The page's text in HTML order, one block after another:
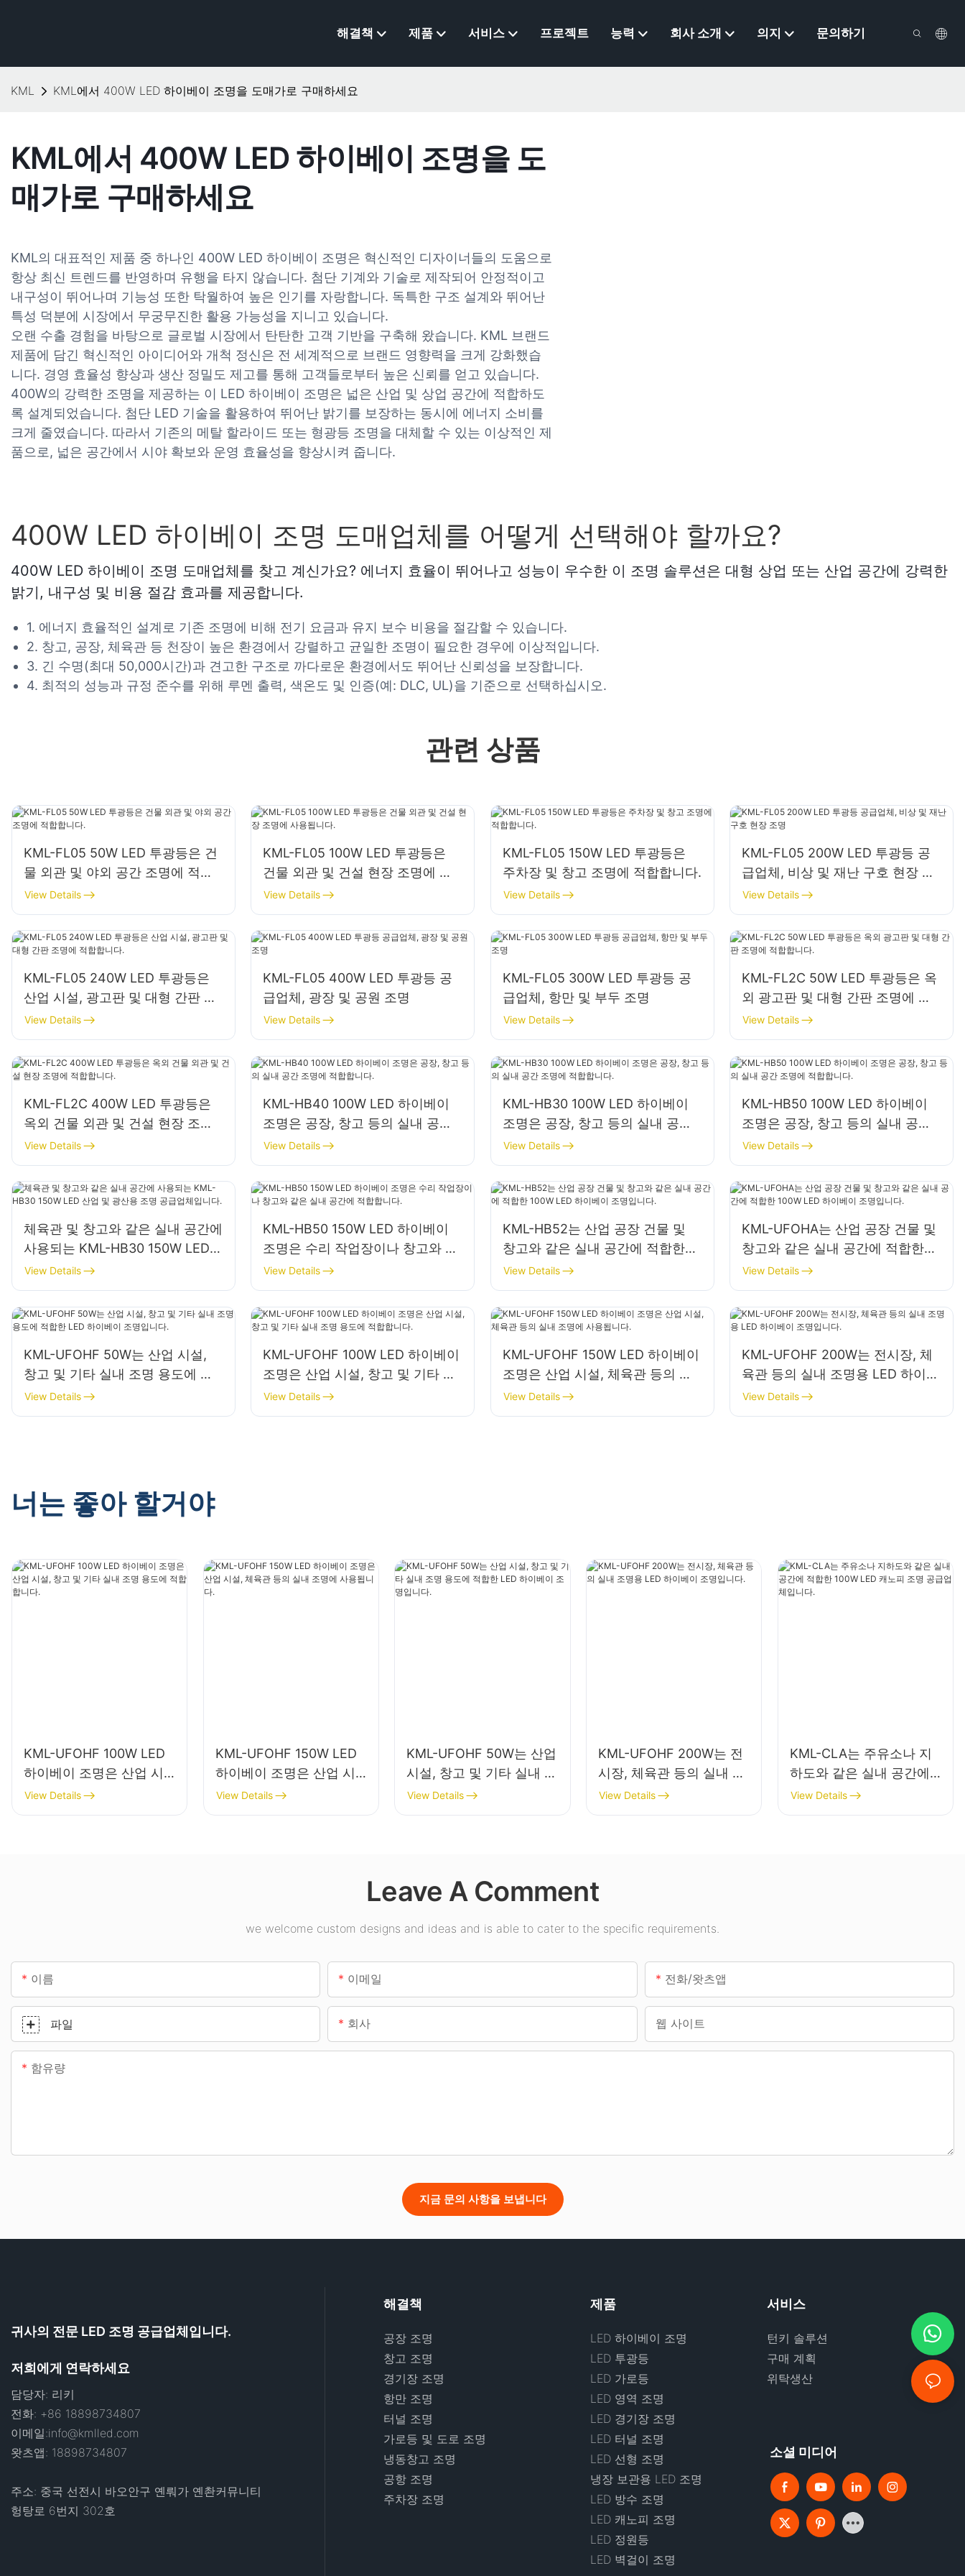
해결책 제품 서비스 프로젝트 능력 회사 소개 의지 문의하기
KML KML에서 400W LED 하이베이 조명을 도매가로 구매하세요
KML에서 400W LED 하이베이 조명을 도
매가로 구매하세요
KML의 대표적인 제품 중 하나인 400W LED 하이베이 조명은 혁신적인 디자이너들의 도움으로
항상 최신 트렌드를 반영하며 유행을 타지 않습니다. 첨단 기계와 기술로 제작되어 안정적이고
내구성이 뛰어나며 기능성 또한 탁월하여 높은 인기를 자랑합니다. 독특한 구조 설계와 뛰어난
특성 덕분에 시장에서 무궁무진한 활용 가능성을 지니고 있습니다.
오랜 수출 경험을 바탕으로 글로벌 시장에서 탄탄한 고객 기반을 구축해 왔습니다. KML 브랜드
제품에 담긴 혁신적인 아이디어와 개척 정신은 전 세계적으로 브랜드 영향력을 크게 강화했습
니다. 경영 효율성 향상과 생산 정밀도 제고를 통해 고객들로부터 높은 신뢰를 얻고 있습니다.
400W의 강력한 조명을 제공하는 이 LED 하이베이 조명은 넓은 산업 및 상업 공간에 적합하도
록 설계되었습니다. 첨단 LED 기술을 활용하여 뛰어난 밝기를 보장하는 동시에 에너지 소비를
크게 줄였습니다. 따라서 기존의 메탈 할라이드 또는 형광등 조명을 대체할 수 있는 이상적인 제
품으로, 넓은 공간에서 시야 확보와 운영 효율성을 향상시켜 줍니다.
400W LED 하이베이 조명 도매업체를 어떻게 선택해야 할까요?
400W LED 하이베이 조명 도매업체를 찾고 계신가요? 에너지 효율이 뛰어나고 성능이 우수한 이 조명 솔루션은 대형 상업 또는 산업 공간에 강력한
밝기, 내구성 및 비용 절감 효과를 제공합니다.
1. 에너지 효율적인 설계로 기존 조명에 비해 전기 요금과 유지 보수 비용을 절감할 수 있습니다.
2. 창고, 공장, 체육관 등 천장이 높은 환경에서 강렬하고 균일한 조명이 필요한 경우에 이상적입니다.
3. 긴 수명(최대 50,000시간)과 견고한 구조로 까다로운 환경에서도 뛰어난 신뢰성을 보장합니다.
4. 최적의 성능과 규정 준수를 위해 루멘 출력, 색온도 및 인증(예: DLC, UL)을 기준으로 선택하십시오.
관련 상품
KML-FL05 50W LED 투광등은 건
물 외관 및 야외 공간 조명에 적합
합니다.
View Details
KML-FL05 100W LED 투광등은
건물 외관 및 건설 현장 조명에 사
용됩니다.
View Details
KML-FL05 150W LED 투광등은
주차장 및 창고 조명에 적합합니다.
View Details
KML-FL05 200W LED 투광등 공
급업체, 비상 및 재난 구호 현장 조
명
View Details
KML-FL05 240W LED 투광등은
산업 시설, 광고판 및 대형 간판 조
명에 적합합니다.
View Details
KML-FL05 400W LED 투광등 공
급업체, 광장 및 공원 조명
View Details
KML-FL05 300W LED 투광등 공
급업체, 항만 및 부두 조명
View Details
KML-FL2C 50W LED 투광등은 옥
외 광고판 및 대형 간판 조명에 적
합합니다.
View Details
KML-FL2C 400W LED 투광등은
옥외 건물 외관 및 건설 현장 조명
에 적합합니다.
View Details
KML-HB40 100W LED 하이베이
조명은 공장, 창고 등의 실내 공간
조명에 적합합니다.
View Details
KML-HB30 100W LED 하이베이
조명은 공장, 창고 등의 실내 공간
조명에 적합합니다.
View Details
KML-HB50 100W LED 하이베이
조명은 공장, 창고 등의 실내 공간
조명에 적합합니다.
View Details
체육관 및 창고와 같은 실내 공간에
사용되는 KML-HB30 150W LED
산업 및 광산용 조명 공급업체입니
다.
View Details
KML-HB50 150W LED 하이베이
조명은 수리 작업장이나 창고와 같
은 실내 공간에 적합합니다.
View Details
KML-HB52는 산업 공장 건물 및
창고와 같은 실내 공간에 적합한
100W LED 하이베이 조명입니다.
View Details
KML-UFOHA는 산업 공장 건물 및
창고와 같은 실내 공간에 적합한
100W LED 하이베이 조명입니다.
View Details
KML-UFOHF 50W는 산업 시설,
창고 및 기타 실내 조명 용도에 적
합한 LED 하이베이 조명입니다.
View Details
KML-UFOHF 100W LED 하이베이
조명은 산업 시설, 창고 및 기타 실
내 조명 용도에 적합합니다.
View Details
KML-UFOHF 150W LED 하이베이
조명은 산업 시설, 체육관 등의 실
내 조명에 사용됩니다.
View Details
KML-UFOHF 200W는 전시장, 체
육관 등의 실내 조명용 LED 하이베
이 조명입니다.
View Details
너는 좋아 할거야
KML-UFOHF 100W LED
하이베이 조명은 산업 시
설, 창고 및 기타 실내 조명
용도에 적합합니다.
View Details
KML-UFOHF 150W LED
하이베이 조명은 산업 시
설, 체육관 등의 실내 조명
에 사용됩니다.
View Details
KML-UFOHF 50W는 산업
시설, 창고 및 기타 실내 조
명 용도에 적합한 LED 하
이베이 조명입니다.
View Details
KML-UFOHF 200W는 전
시장, 체육관 등의 실내 조
명용 LED 하이베이 조명입
니다.
View Details
KML-CLA는 주유소나 지
하도와 같은 실내 공간에
적합한 100W LED 캐노피
조명 공급업체입니다.
View Details
Leave A Comment
we welcome custom designs and ideas and is able to cater to the specific requirements.
이름 이메일 전화/왓츠앱
파일 회사 웹 사이트
함유량
지금 문의 사항을 보냅니다
귀사의 전문 LED 조명 공급업체입니다.
저희에게 연락하세요
담당자: 리키
전화: +86 18898734807
이메일:info@kmlled.com
왓츠앱: 18898734807
주소: 중국 선전시 바오안구 옌뤄가 옌촨커뮤니티
헝탕로 6번지 302호
해결책
공장 조명
창고 조명
경기장 조명
항만 조명
터널 조명
가로등 및 도로 조명
냉동창고 조명
공항 조명
주차장 조명
제품
LED 하이베이 조명
LED 투광등
LED 가로등
LED 영역 조명
LED 경기장 조명
LED 터널 조명
LED 선형 조명
냉장 보관용 LED 조명
LED 방수 조명
LED 캐노피 조명
LED 정원등
LED 벽걸이 조명
서비스
턴키 솔루션
구매 계획
위탁생산
소셜 미디어